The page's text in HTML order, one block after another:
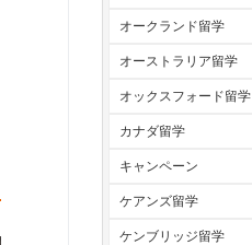
オークランド留学
オーストラリア留学
オックスフォード留学
カナダ留学
キャンペーン
ケアンズ留学
ケンブリッジ留学